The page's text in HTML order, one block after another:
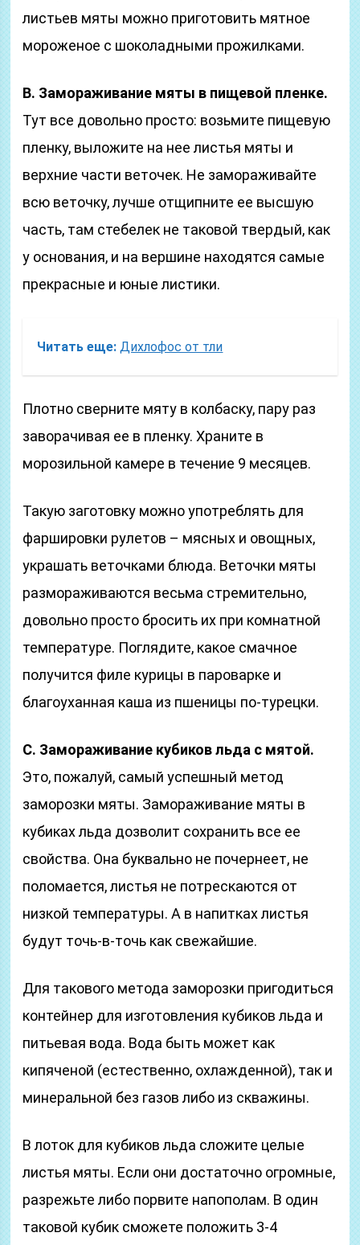
листьев мяты можно приготовить мятное
мороженое с шоколадными прожилками.
B. Замораживание мяты в пищевой пленке.
Тут все довольно просто: возьмите пищевую
пленку, выложите на нее листья мяты и
верхние части веточек. Не замораживайте
всю веточку, лучше отщипните ее высшую
часть, там стебелек не таковой твердый, как
у основания, и на вершине находятся самые
прекрасные и юные листики.
Читать еще: Дихлофос от тли
Плотно сверните мяту в колбаску, пару раз
заворачивая ее в пленку. Храните в
морозильной камере в течение 9 месяцев.
Такую заготовку можно употреблять для
фаршировки рулетов – мясных и овощных,
украшать веточками блюда. Веточки мяты
размораживаются весьма стремительно,
довольно просто бросить их при комнатной
температуре. Поглядите, какое смачное
получится филе курицы в пароварке и
благоуханная каша из пшеницы по-турецки.
C. Замораживание кубиков льда с мятой.
Это, пожалуй, самый успешный метод
заморозки мяты. Замораживание мяты в
кубиках льда дозволит сохранить все ее
свойства. Она буквально не почернеет, не
поломается, листья не потрескаются от
низкой температуры. А в напитках листья
будут точь-в-точь как свежайшие.
Для такового метода заморозки пригодиться
контейнер для изготовления кубиков льда и
питьевая вода. Вода быть может как
кипяченой (естественно, охлажденной), так и
минеральной без газов либо из скважины.
В лоток для кубиков льда сложите целые
листья мяты. Если они достаточно огромные,
разрежьте либо порвите напополам. В один
таковой кубик сможете положить 3-4